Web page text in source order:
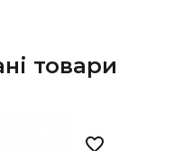
товари